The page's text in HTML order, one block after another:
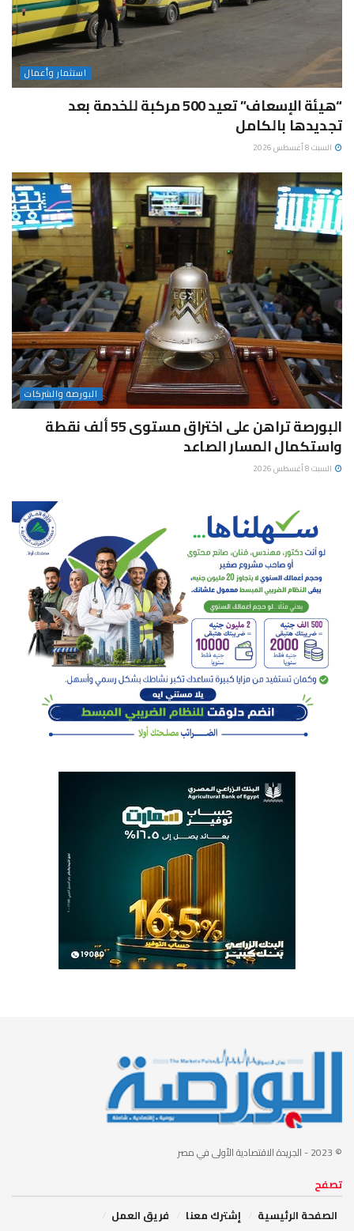
استثمار وأعمال
“هيئة الإسعاف” تعيد 500 مركبة للخدمة بعد
تجديدها بالكامل
السبت 8 أغسطس 2026
البورصة والشركات
البورصة تراهن على اختراق مستوى 55 ألف نقطة
واستكمال المسار الصاعد
السبت 8 أغسطس 2026
© 2023 - الجريدة الاقتصادية الأولى في مصر
تصفح
الصفحة الرئيسية
إشترك معنا فريق العمل